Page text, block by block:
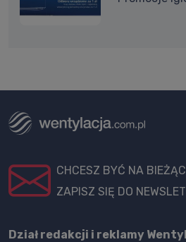
CHCESZ BYĆ NA
ZAPISZ SIĘ DO
Dział redakcji i reklamy